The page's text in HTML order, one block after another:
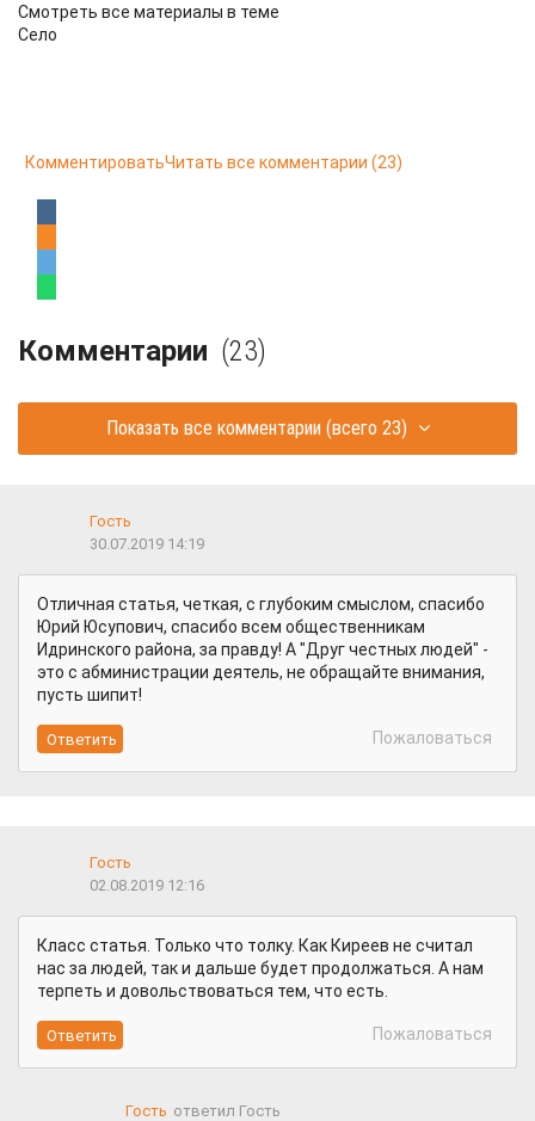
Смотреть все материалы в теме
Село
КомментироватьЧитать все комментарии (23)
Комментарии (23)
Показать все комментарии(всего 23)
Гость
30.07.2019 14:19
Отличная статья, четкая, с глубоким смыслом, спасибо
Юрий Юсупович, спасибо всем общественникам
Идринского района, за правду! А "Друг честных людей" -
это с абминистрации деятель, не обращайте внимания,
пусть шипит!
Пожаловаться
Гость
02.08.2019 12:16
Класс статья. Только что толку. Как Киреев не считал
нас за людей, так и дальше будет продолжаться. А нам
терпеть и довольствоваться тем, что есть.
Пожаловаться
Гость ответил Гость